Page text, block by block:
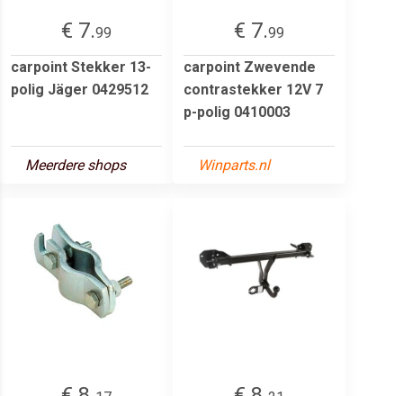
€ 7.99
carpoint Stekker 13-
polig Jäger 0429512
Meerdere shops
€ 7.99
carpoint Zwevende
contrastekker 12V 7
p-polig 0410003
Winparts.nl